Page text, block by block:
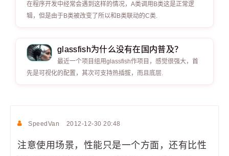
在程序开发中经常会遇到这样的情况，A类调用B类这是正常逻
辑，但是由于B类被改变了所以和B类联动的C类.
glassfish为什么没有在国内普及？
最近一个项目组用glassfish作项目，感觉很强大，首
先是可视化的配置，其次可支持热插拔，而且底层.
SpeedVan 2012-12-30 20:48
注意使用场景，性能只是一个方面，还有比性